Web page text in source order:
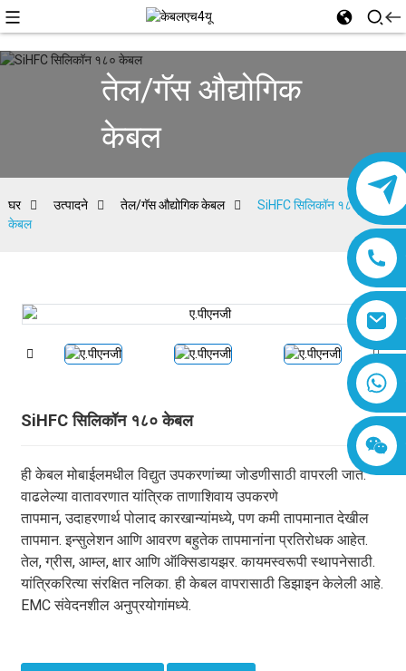
तेल/गॅस औद्योगिक
केबल
घर उत्पादने तेल/गॅस औद्योगिक केबल
SiHFC सिलिकॉन १८०
केबल
SiHFC सिलिकॉन १८० केबल
ही केबल मोबाईलमधील विद्युत उपकरणांच्या जोडणीसाठी वापरली जाते.
वाढलेल्या वातावरणात यांत्रिक ताणाशिवाय उपकरणे
तापमान, उदाहरणार्थ पोलाद कारखान्यांमध्ये, पण कमी तापमानात देखील
तापमान. इन्सुलेशन आणि आवरण बहुतेक तापमानांना प्रतिरोधक आहेत.
तेल, ग्रीस, आम्ल, क्षार आणि ऑक्सिडायझर. कायमस्वरूपी स्थापनेसाठी.
यांत्रिकरित्या संरक्षित नलिका. ही केबल वापरासाठी डिझाइन केलेली आहे.
EMC संवेदनशील अनुप्रयोगांमध्ये.